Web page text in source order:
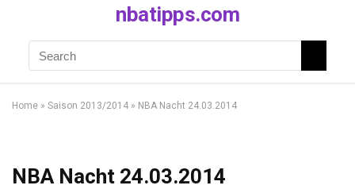
nbatipps.com
Home » Saison 2013/2014 » NBA Nacht 24.03.2014
NBA Nacht 24.03.2014